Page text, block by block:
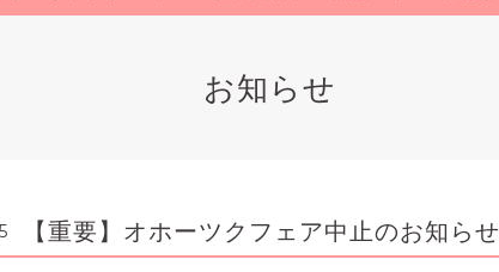
お知らせ
【重要】オホーツクフェア中止のお知らせ